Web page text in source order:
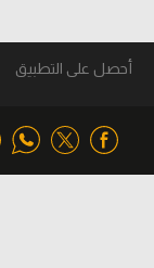
أحصل على التطبيق